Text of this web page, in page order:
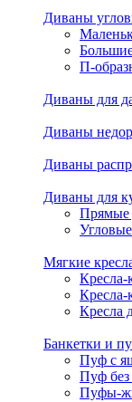
Диваны
П-
Диваны для
Диваны
Диваны
Диваны для
Прямые
Мягкие
Кресла-
Кресла-
Кресла
Банкетки и
Пуф с
Пуф
Пуфы-